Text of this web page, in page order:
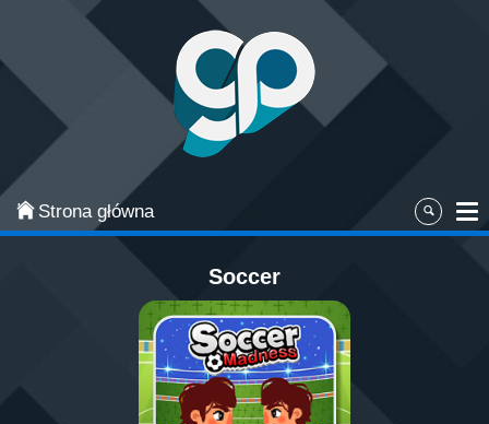
Strona główna
Soccer
Categories
Najpopularniejsze
Gry zręcznościowe
Gry akcji
Sport
Gry planszowe i karciane